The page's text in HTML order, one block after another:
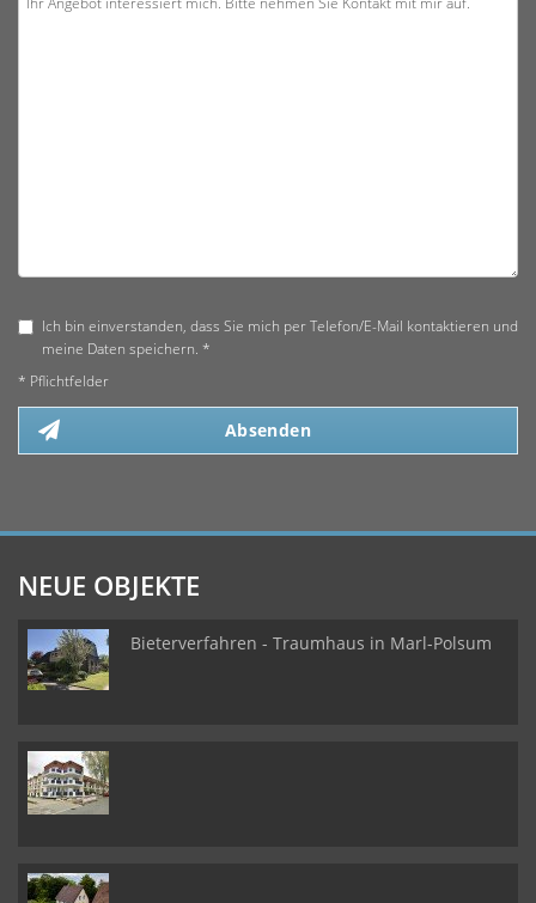
Ich bin einverstanden, dass Sie mich per Telefon/E-Mail kontaktieren und
meine Daten speichern. *
* Pflichtfelder
Absenden
NEUE OBJEKTE
Bieterverfahren - Traumhaus in Marl-Polsum